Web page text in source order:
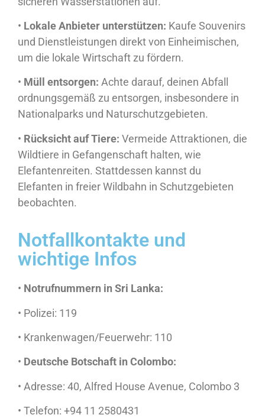
• Lokale Anbieter unterstützen: Kaufe Souvenirs
und Dienstleistungen direkt von Einheimischen,
um die lokale Wirtschaft zu fördern.
• Müll entsorgen: Achte darauf, deinen Abfall
ordnungsgemäß zu entsorgen, insbesondere in
Nationalparks und Naturschutzgebieten.
• Rücksicht auf Tiere: Vermeide Attraktionen, die
Wildtiere in Gefangenschaft halten, wie
Elefantenreiten. Stattdessen kannst du
Elefanten in freier Wildbahn in Schutzgebieten
beobachten.
Notfallkontakte und
wichtige Infos
• Notrufnummern in Sri Lanka:
• Polizei: 119
• Krankenwagen/Feuerwehr: 110
• Deutsche Botschaft in Colombo:
• Adresse: 40, Alfred House Avenue, Colombo 3
• Telefon: +94 11 2580431